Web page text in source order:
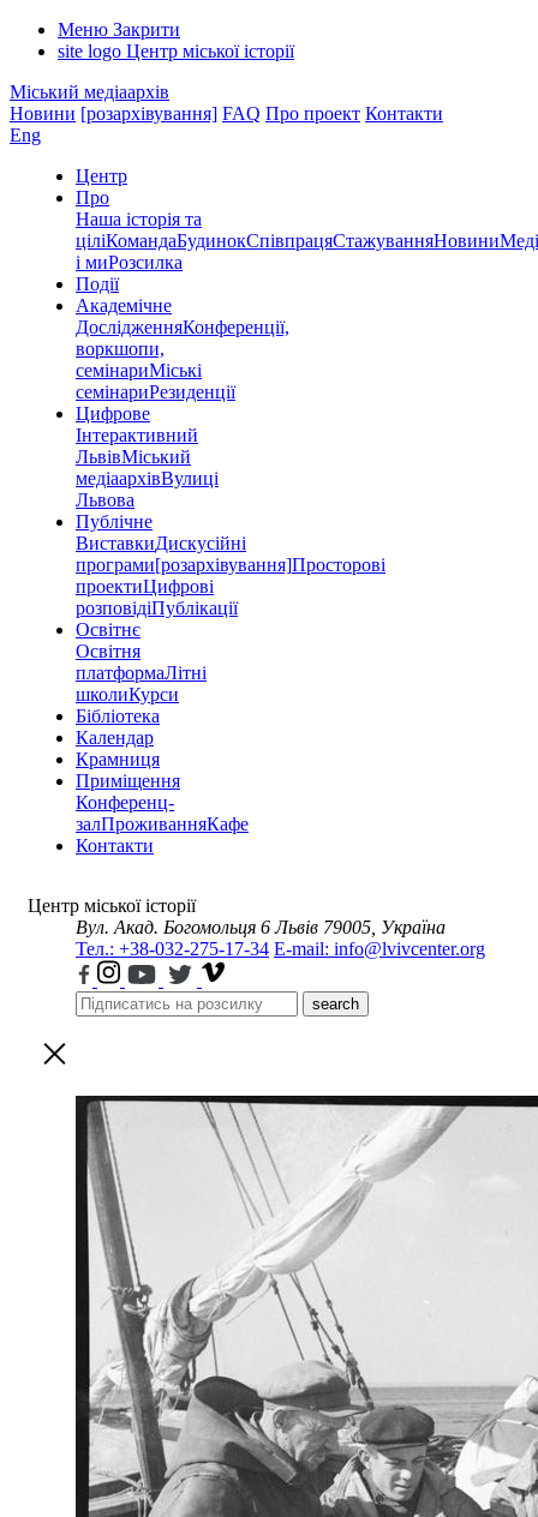
Меню Закрити
site logo Центр міської історії
Міський медіаархів
Новини [розархівування] FAQ Про проект Контакти
Eng
Центр
Про
Наша історія та
ціліКомандаБудинокСпівпрацяСтажуванняНовини
і миРозсилка
Події
Академічне
ДослідженняКонференції,
воркшопи,
семінариМіські
семінариРезиденції
Цифрове
Інтерактивний
ЛьвівМіський
медіаархівВулиці
Львова
Публічне
ВиставкиДискусійні
програми[розархівування]Просторові
проектиЦифрові
розповідіПублікації
Освітнє
Освітня
платформаЛітні
школиКурси
Бібліотека
Календар
Крамниця
Приміщення
Конференц-
залПроживанняКафе
Контакти
Центр міської історії
Вул. Акад. Богомольця 6 Львів 79005, Україна
Тел.: +38-032-275-17-34 E-mail: info@lvivcenter.org
search